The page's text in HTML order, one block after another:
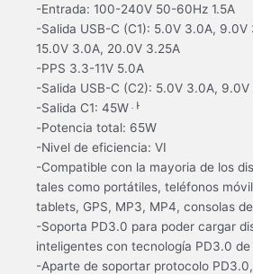
-Entrada: 100-240V 50-60Hz 1.5A
-Salida USB-C (C1): 5.0V 3.0A, 9.0V
15.0V 3.0A, 20.0V 3.25A
-PPS 3.3-11V 5.0A
-Salida USB-C (C2): 5.0V 3.0A, 9.0V
-Salida C1: 45Wퟅ
-Potencia total: 65W
-Nivel de eficiencia: VI
-Compatible con la mayoria de los
tales como portátiles, teléfonos
tablets, GPS, MP3, MP4, consolas
-Soporta PD3.0 para poder cargar
inteligentes con tecnología PD3.0
-Aparte de soportar protocolo